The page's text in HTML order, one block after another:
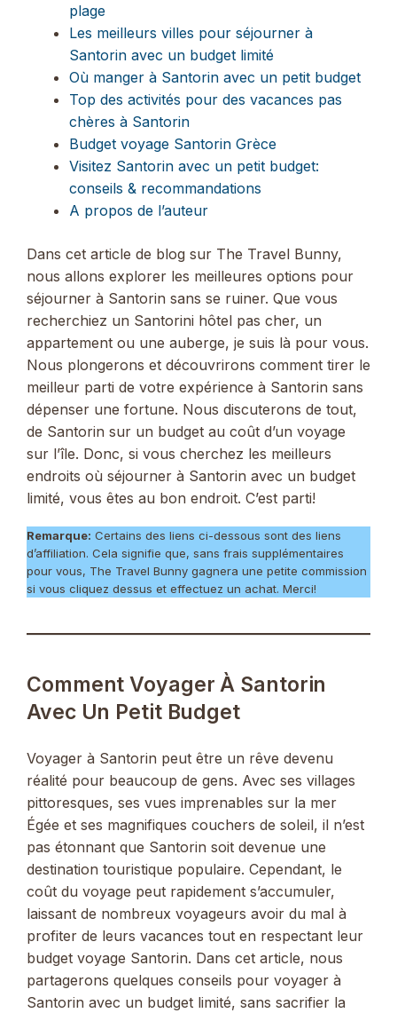
plage
Les meilleurs villes pour séjourner à
Santorin avec un budget limité
Où manger à Santorin avec un petit budget
Top des activités pour des vacances pas
chères à Santorin
Budget voyage Santorin Grèce
Visitez Santorin avec un petit budget:
conseils & recommandations
A propos de l’auteur
Dans cet article de blog sur The Travel Bunny,
nous allons explorer les meilleures options pour
séjourner à Santorin sans se ruiner. Que vous
recherchiez un Santorini hôtel pas cher, un
appartement ou une auberge, je suis là pour vous.
Nous plongerons et découvrirons comment tirer le
meilleur parti de votre expérience à Santorin sans
dépenser une fortune. Nous discuterons de tout,
de Santorin sur un budget au coût d’un voyage
sur l’île. Donc, si vous cherchez les meilleurs
endroits où séjourner à Santorin avec un budget
limité, vous êtes au bon endroit. C’est parti!
Remarque: Certains des liens ci-dessous sont des liens
d’affiliation. Cela signifie que, sans frais supplémentaires
pour vous, The Travel Bunny gagnera une petite commission
si vous cliquez dessus et effectuez un achat. Merci!
Comment Voyager À Santorin
Avec Un Petit Budget
Voyager à Santorin peut être un rêve devenu
réalité pour beaucoup de gens. Avec ses villages
pittoresques, ses vues imprenables sur la mer
Égée et ses magnifiques couchers de soleil, il n’est
pas étonnant que Santorin soit devenue une
destination touristique populaire. Cependant, le
coût du voyage peut rapidement s’accumuler,
laissant de nombreux voyageurs avoir du mal à
profiter de leurs vacances tout en respectant leur
budget voyage Santorin. Dans cet article, nous
partagerons quelques conseils pour voyager à
Santorin avec un budget limité, sans sacrifier la